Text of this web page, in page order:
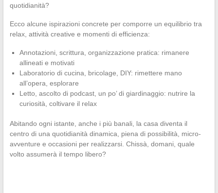
quotidianità?
Ecco alcune ispirazioni concrete per comporre un equilibrio tra
relax, attività creative e momenti di efficienza:
Annotazioni, scrittura, organizzazione pratica: rimanere
allineati e motivati
Laboratorio di cucina, bricolage, DIY: rimettere mano
all’opera, esplorare
Letto, ascolto di podcast, un po’ di giardinaggio: nutrire la
curiosità, coltivare il relax
Abitando ogni istante, anche i più banali, la casa diventa il
centro di una quotidianità dinamica, piena di possibilità, micro-
avventure e occasioni per realizzarsi. Chissà, domani, quale
volto assumerà il tempo libero?